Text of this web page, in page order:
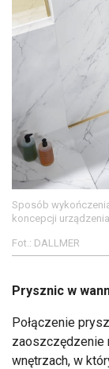
Sposób
koncepcji
Fot.: DALLMER
Prysznic w
Połączenie
zaoszczędzenie
wnętrzach, w